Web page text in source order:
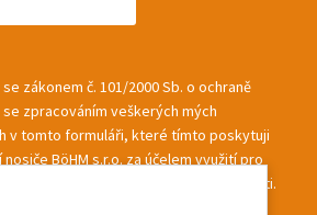
zákonem č. 101/2000 Sb. o ochraně
zpracováním veškerých mých
v tomto formuláři, které tímto poskytuji
BöHM s.r.o. za účelem využití pro
zasílání informací a nabídek společnosti.